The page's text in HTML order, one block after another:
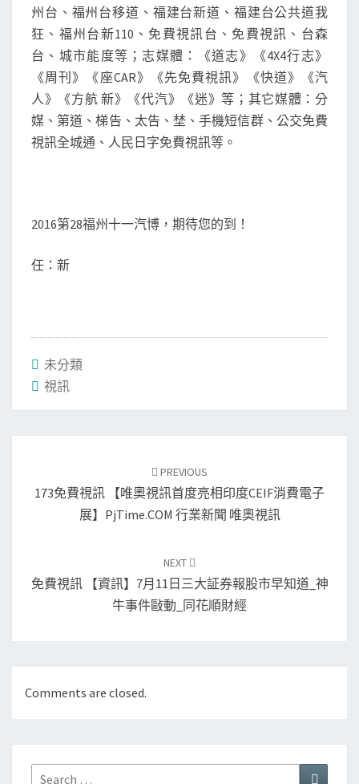
州台、福州台移道、福建台新道、福建台公共道我
狂、福州台新110、免費視訊台、免費視訊、台森
台、城市能度等；志媒體：《道志》《4X4行志》
《周刊》《座CAR》《先免費視訊》《快道》《汽
人》《方航 新》《代汽》《迷》等；其它媒體：分
媒、第道、梯告、太告、埜、手機短信群、公交免費
視訊全城通、人民日字免費視訊等。
2016第28福州十一汽博，期待您的到！
任：新
未分類
視訊
PREVIOUS
173免費視訊 【唯奧視訊首度亮相印度CEIF消費電子
展】PjTime.COM 行業新聞 唯奧視訊
NEXT
免費視訊 【資訊】7月11日三大証券報股市早知道_神
牛事件敺動_同花順財經
Comments are closed.
Search
Search